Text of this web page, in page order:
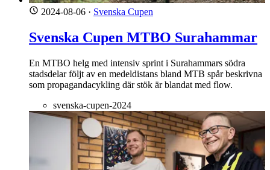
2024-08-06 · Svenska Cupen
Svenska Cupen MTBO Surahammar
En MTBO helg med intensiv sprint i Surahammars södra
stadsdelar följt av en medeldistans bland MTB spår beskrivna
som propagandacykling där stök är blandat med flow.
svenska-cupen-2024